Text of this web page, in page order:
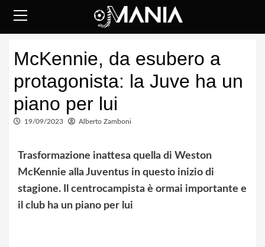
content
Menu
McKennie, da esubero a
protagonista: la Juve ha un
piano per lui
19/09/2023 Alberto Zamboni
Trasformazione inattesa quella di Weston
McKennie alla Juventus in questo inizio di
stagione. Il centrocampista è ormai importante e
il club ha un piano per lui